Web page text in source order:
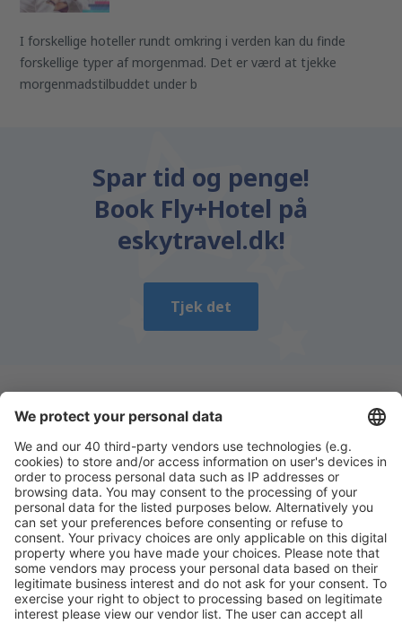
I forskellige hoteller rundt omkring i verden kan du finde
forskellige typer af morgenmad. Det er værd at tjekke
morgenmadstilbuddet under b
Spar tid og penge!
Book Fly+Hotel på
eskytravel.dk!
Tjek det
Download vores appog planlæg nemt dine
rejser